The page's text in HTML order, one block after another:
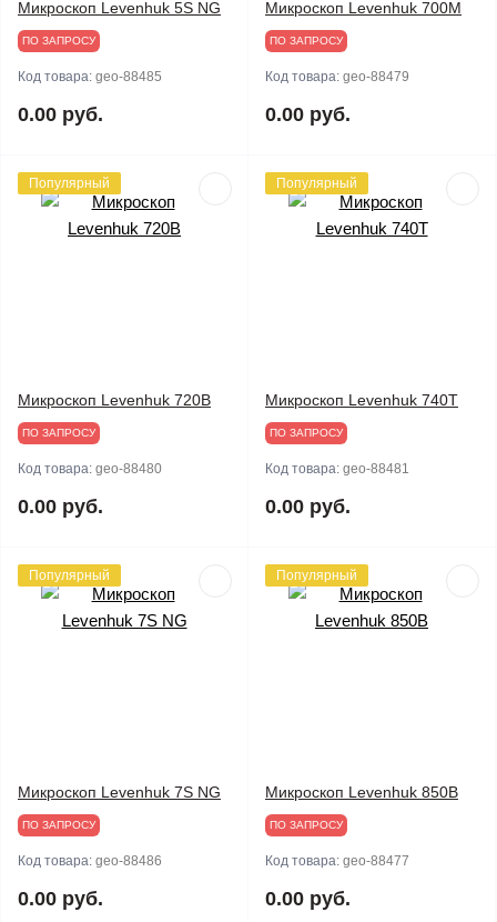
Микроскоп Levenhuk 5S NG
ПО ЗАПРОСУ
Код товара: geo-88485
0.00 руб.
Микроскоп Levenhuk 700M
ПО ЗАПРОСУ
Код товара: geo-88479
0.00 руб.
Популярный
Микроскоп Levenhuk 720B
ПО ЗАПРОСУ
Код товара: geo-88480
0.00 руб.
Популярный
Микроскоп Levenhuk 740T
ПО ЗАПРОСУ
Код товара: geo-88481
0.00 руб.
Популярный
Микроскоп Levenhuk 7S NG
ПО ЗАПРОСУ
Код товара: geo-88486
0.00 руб.
Популярный
Микроскоп Levenhuk 850B
ПО ЗАПРОСУ
Код товара: geo-88477
0.00 руб.